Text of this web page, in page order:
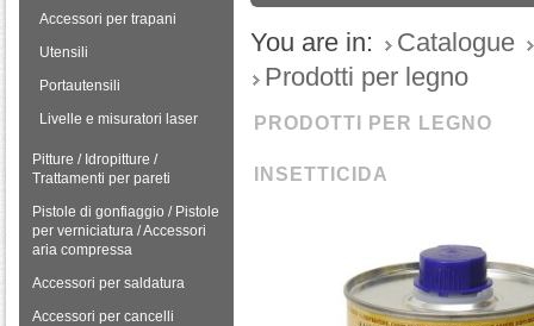
Accessori per trapani
Utensili
Portautensili
Livelle e misuratori laser
Pitture / Idropitture /
Trattamenti per pareti
Pistole di gonfiaggio / Pistole
per verniciatura / Accessori
aria compressa
Accessori per saldatura
Accessori per cancelli
You are in:
Catalogue
Prodotti per legno
PRODOTTI PER LEGNO
INSETTICIDA